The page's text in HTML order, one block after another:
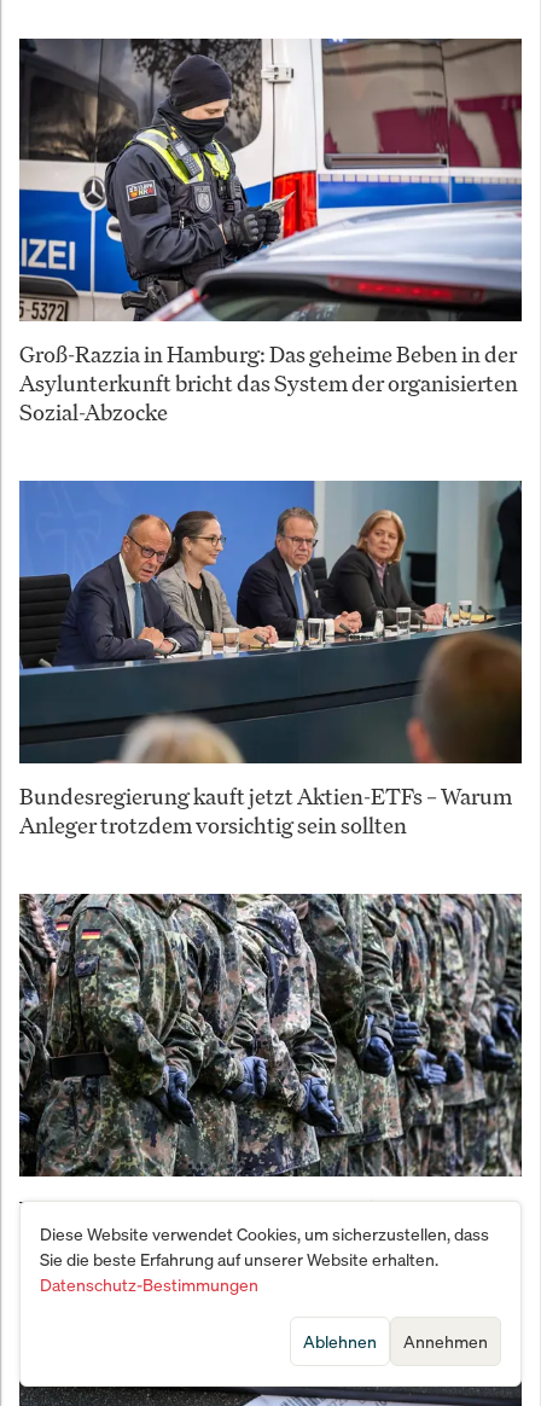
Groß-Razzia in Hamburg: Das geheime Beben in der
Asylunterkunft bricht das System der organisierten
Sozial-Abzocke
Bundesregierung kauft jetzt Aktien-ETFs – Warum
Anleger trotzdem vorsichtig sein sollten
Vernichtungsschlag gegen den Fachkräftemangel:
Bundeswehr meldet Bewerber-Beben
Diese Website verwendet Cookies, um sicherzustellen, dass
Sie die beste Erfahrung auf unserer Website erhalten.
Datenschutz-Bestimmungen
Annehmen
Ablehnen